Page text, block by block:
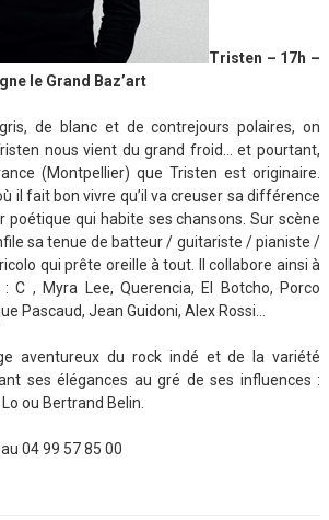
Tristen – 17h –
le Grand Baz’art
de blanc et de contrejours polaires, on
nous vient du grand froid… et pourtant,
(Montpellier) que Tristen est originaire.
il fait bon vivre qu’il va creuser sa différence
poétique qui habite ses chansons. Sur scène
sa tenue de batteur / guitariste / pianiste /
qui prête oreille à tout. Il collabore ainsi à
C , Myra Lee, Querencia, El Botcho, Porco
Pascaud, Jean Guidoni, Alex Rossi…
aventureux du rock indé et de la variété
ses élégances au gré de ses influences :
ou Bertrand Belin.
04 99 57 85 00